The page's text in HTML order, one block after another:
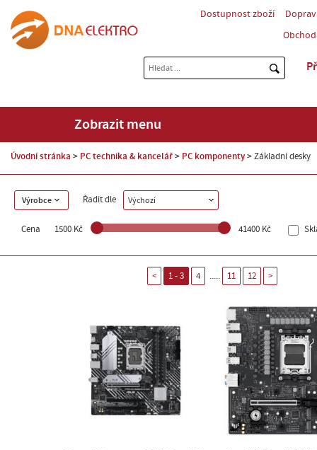
Dostupnost zboží
Zobrazit menu
Úvodní stránka PC technika & kancelář PC komponenty Základní desky
Výrobce Řadit dle Výchozí
Cena 1500 Kč 41400 Kč
< 1 - 3 4 ..... 11 12 >